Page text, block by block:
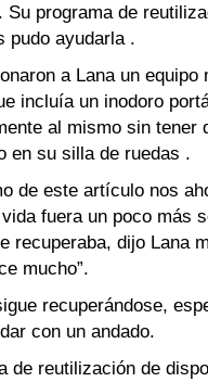
Su programa de
pudo ayudarla .
a Lana un equipo
incluía un inodoro
al mismo sin tener
en su silla de ruedas .
de este artículo nos
fuera un poco más
recuperaba, dijo Lana
mucho”.
recuperándose,
con un andado.
de reutilización de